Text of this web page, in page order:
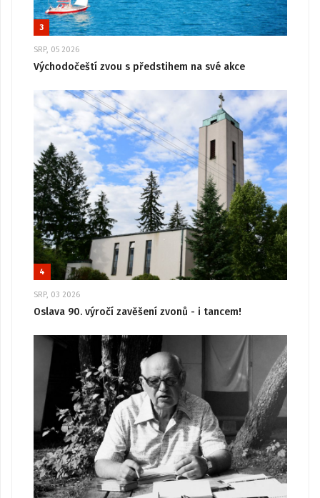
3
SRP, 05 2026
Východočeští zvou s předstihem na své akce
4
SRP, 03 2026
Oslava 90. výročí zavěšení zvonů - i tancem!